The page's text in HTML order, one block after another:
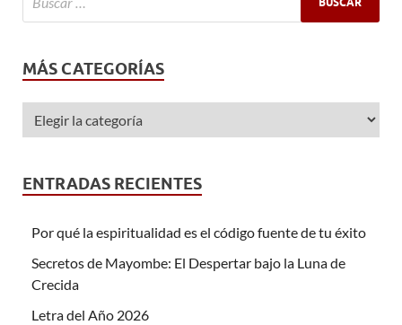
MÁS CATEGORÍAS
ENTRADAS RECIENTES
Por qué la espiritualidad es el código fuente de tu éxito
Secretos de Mayombe: El Despertar bajo la Luna de
Crecida
Letra del Año 2026